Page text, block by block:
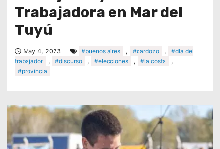
Trabajadora en Mar del
Tuyú
May 4, 2023 #buenos aires , #cardozo ,
#dia del
trabajador
, #discurso , #elecciones , #la costa
,
#provincia